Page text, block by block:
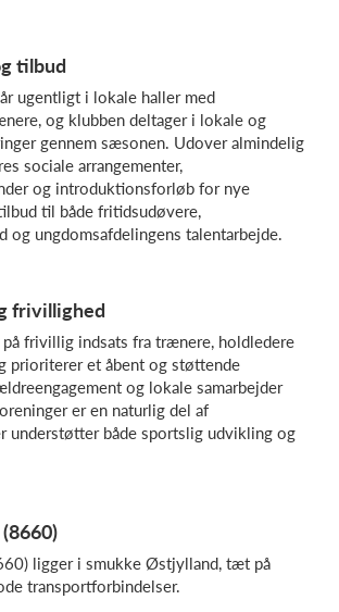
Log på
tilbud
ugentligt i lokale haller med
og klubben deltager i lokale og
gennem sæsonen. Udover almindelig
sociale arrangementer,
og introduktionsforløb for nye
til både fritidsudøvere,
og ungdomsafdelingens talentarbejde.
frivillighed
på frivillig indsats fra trænere, holdledere
prioriterer et åbent og støttende
og lokale samarbejder
er en naturlig del af
understøtter både sportslig udvikling og
ligger i smukke Østjylland, tæt på
transportforbindelser.